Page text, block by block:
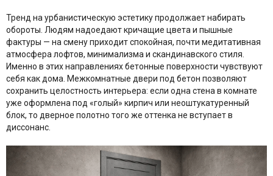
Тренд на урбанистическую эстетику продолжает набирать
обороты. Людям надоедают кричащие цвета и пышные
фактуры — на смену приходит спокойная, почти медитативная
атмосфера лофтов, минимализма и скандинавского стиля.
Именно в этих направлениях бетонные поверхности чувствуют
себя как дома. Межкомнатные двери под бетон позволяют
сохранить целостность интерьера: если одна стена в комнате
уже оформлена под «голый» кирпич или неоштукатуренный
блок, то дверное полотно того же оттенка не вступает в
диссонанс.